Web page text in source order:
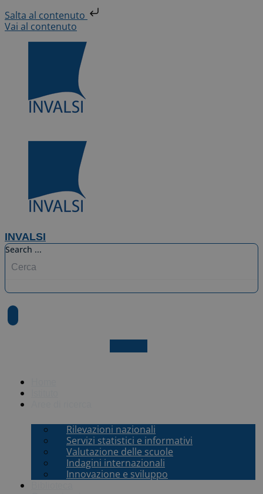
Salta al contenuto
Vai al contenuto
INVALSI
Search ...
Rilevazioni nazionali
Servizi statistici e informativi
Valutazione delle scuole
Indagini internazionali
Innovazione e sviluppo